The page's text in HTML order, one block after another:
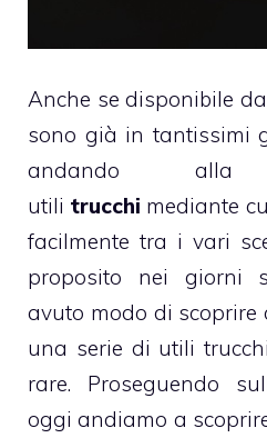
Anche se disponibile
sono già in tantissimi
andando
utili trucchi mediante
facilmente tra i vari
proposito nei giorni
avuto modo di scoprire
una serie di utili
rare. Proseguendo
oggi andiamo a